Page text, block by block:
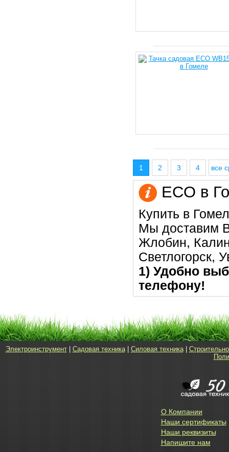
1 2 3 4 все
ECO в
Купить в
Мы доставим
Жлобин,
Светлогорск,
1) Удобно
телефону!
Электроинструмент| Садовая техника| Силовая техника|
О Компании
Наши сертификаты
Наши реквизиты
Напишите нам